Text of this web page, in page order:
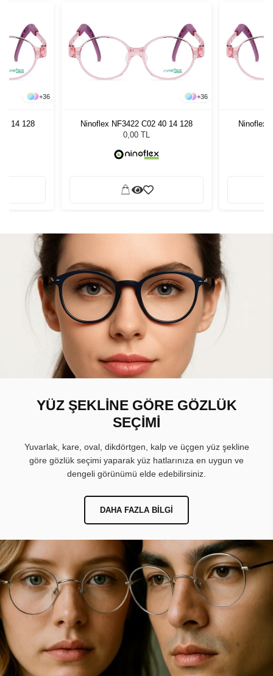
+36
14 128
+36
Ninoflex NF3422 C02 40 14 128
0,00 TL
Ninoflex
YÜZ ŞEKLİNE GÖRE GÖZLÜK
SEÇİMİ
Yuvarlak, kare, oval, dikdörtgen, kalp ve üçgen yüz şekline
göre gözlük seçimi yaparak yüz hatlarınıza en uygun ve
dengeli görünümü elde edebilirsiniz.
DAHA FAZLA BILGI